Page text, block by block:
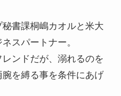
書課桐嶋カオルと米大
スパートナー。
ンドだが、溺れるのを
を縛る事を条件にあげ